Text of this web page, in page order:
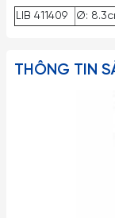
LIB 411409 Ø:
THÔNG TIN